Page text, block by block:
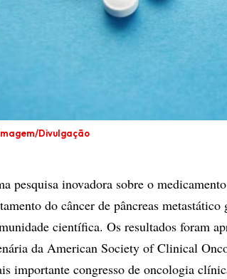
Divulgação
pesquisa inovadora sobre o
do câncer de pâncreas
científica. Os resultados foram
da American Society of Clinical
importante congresso de oncologia